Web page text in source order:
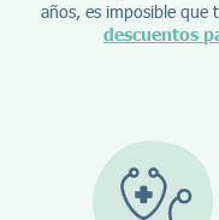
años, es imposible que
descuentos